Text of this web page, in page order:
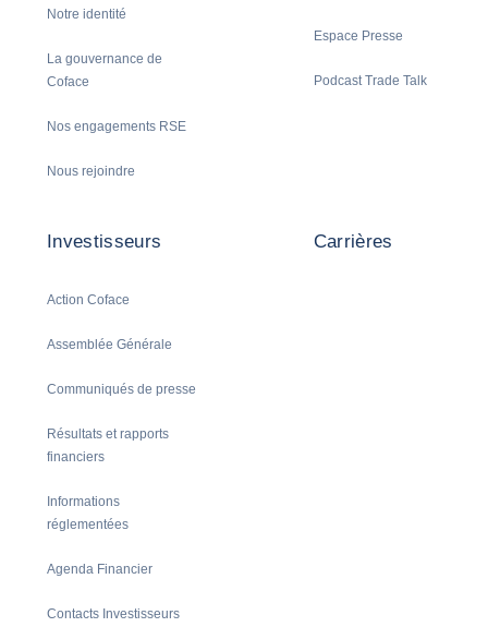
Notre identité
La gouvernance de
Coface
Nos engagements RSE
Nous rejoindre
Espace Presse
Podcast Trade Talk
Investisseurs
Action Coface
Assemblée Générale
Communiqués de presse
Résultats et rapports
financiers
Informations
réglementées
Agenda Financier
Contacts Investisseurs
Carrières